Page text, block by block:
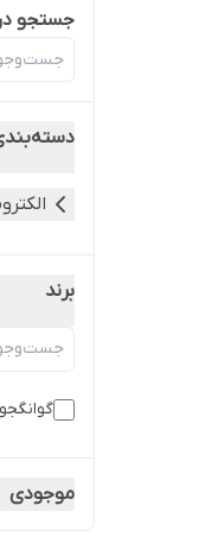
جستجو
برند
گوانگجو
موجودی